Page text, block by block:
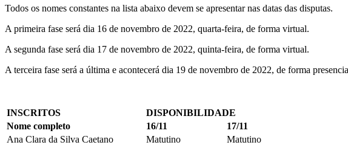
Todos os nomes constantes na lista abaixo devem se apresentar nas datas das disputas.
A primeira fase será dia 16 de novembro de 2022, quarta-feira, de forma virtual.
A segunda fase será dia 17 de novembro de 2022, quinta-feira, de forma virtual.
A terceira fase será a última e acontecerá dia 19 de novembro de 2022, de forma
INSCRITOS
DISPONIBILIDADE
Nome completo
16/11
17/11
Ana Clara da Silva Caetano
Matutino
Matutino